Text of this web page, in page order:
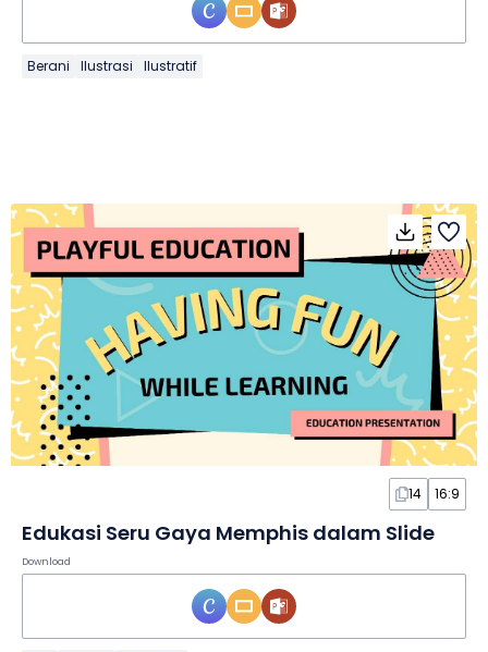
Berani Ilustrasi Ilustratif
14 16:9
Edukasi Seru Gaya Memphis dalam Slide
Download